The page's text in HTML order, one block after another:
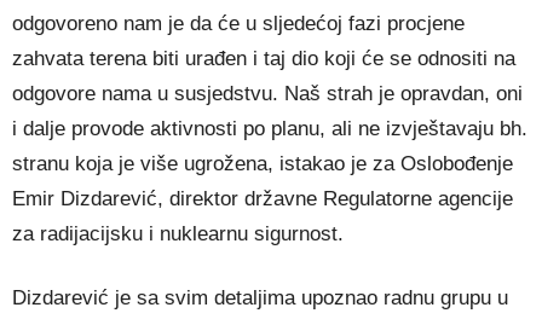
odgovoreno nam je da će u sljedećoj fazi procjene
zahvata terena biti urađen i taj dio koji će se odnositi na
odgovore nama u susjedstvu. Naš strah je opravdan, oni
i dalje provode aktivnosti po planu, ali ne izvještavaju bh.
stranu koja je više ugrožena, istakao je za Oslobođenje
Emir Dizdarević, direktor državne Regulatorne agencije
za radijacijsku i nuklearnu sigurnost.
Dizdarević je sa svim detaljima upoznao radnu grupu u